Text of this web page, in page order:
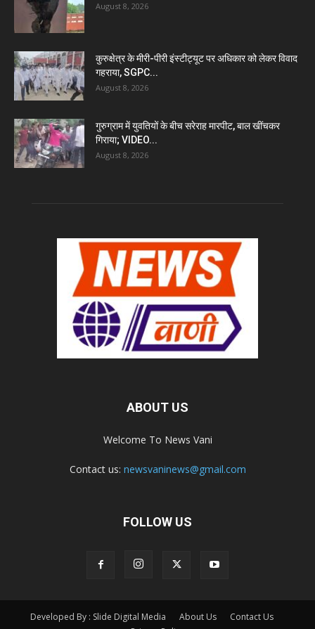
August 8, 2026
कुरुक्षेत्र के मीरी-पीरी इंस्टीट्यूट पर अधिकार को लेकर विवाद
गहराया, SGPC...
August 8, 2026
गुरुग्राम में युवतियों के बीच सरेराह मारपीट, बाल खींचकर
गिराया; VIDEO...
August 8, 2026
ABOUT US
Welcome To News Vani
Contact us: newsvaninews@gmail.com
FOLLOW US
Developed By : Slide Digital Media About Us
Contact Us